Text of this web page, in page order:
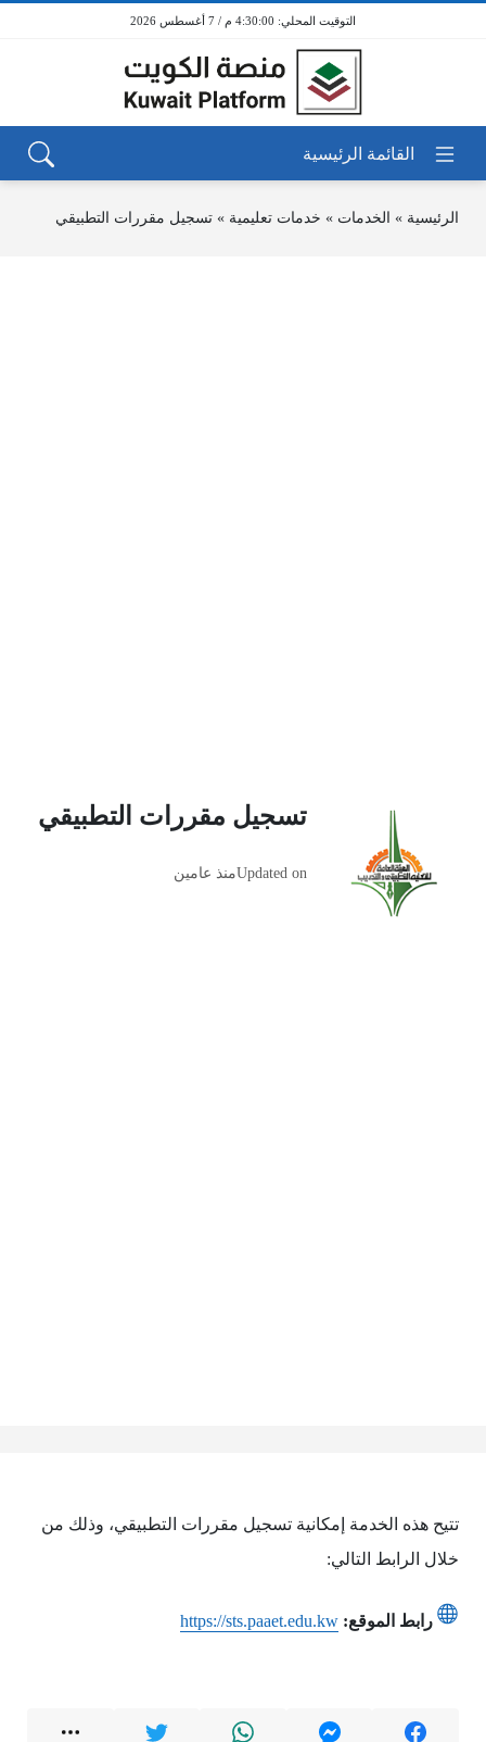
4:30:00 م / 7 أغسطس 2026
الرئيسية » الخدمات » خدمات تعليمية » تسجيل مقررات التطبيقي
تسجيل مقررات التطبيقي
Updated onمنذ عامين
تتيح هذه الخدمة إمكانية تسجيل مقررات التطبيقي، وذلك من
خلال الرابط التالي:
رابط الموقع: https://sts.paaet.edu.kw